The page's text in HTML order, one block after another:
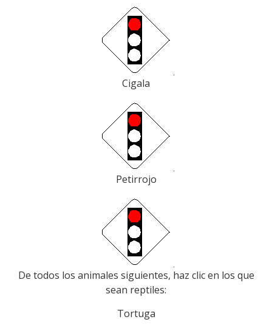
Cigala
Petirrojo
De todos los animales siguientes, haz clic en los que
sean reptiles:
Tortuga